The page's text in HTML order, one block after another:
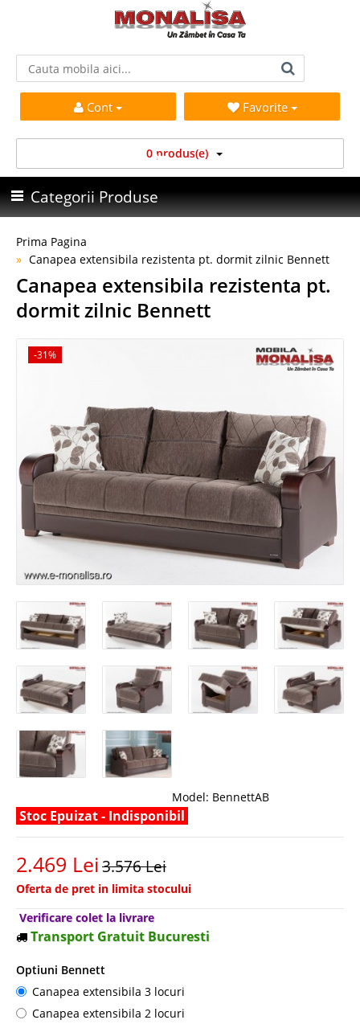
Cont Favorite
0 produs(e)
Categorii Produse
Prima Pagina
Canapea extensibila rezistenta pt. dormit zilnic Bennett
Canapea extensibila rezistenta pt.
dormit zilnic Bennett
-31%
Model: BennettAB
Stoc Epuizat - Indisponibil
2.469 Lei3.576 Lei
Oferta de pret in limita stocului
Verificare colet la livrare
Transport Gratuit Bucuresti
Optiuni Bennett
Canapea extensibila 3 locuri
Canapea extensibila 2 locuri